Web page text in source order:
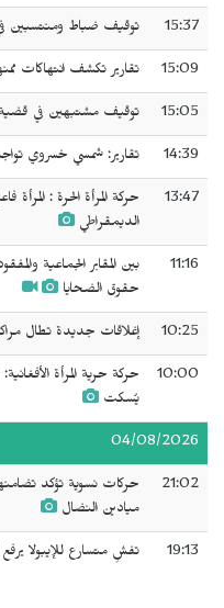
15:37 توقيف ضباط ومنتسبين
15:09 تقارير تكشف انتهاكات
15:05 توقيف مشتبهين في قضية
14:39 تقارير: شمسي خسروي
13:47
حركة المرأة الحرة :
الديمقراطي
11:16
بين المقابر الجماعية
حقوق الضحايا
10:25 إغلاقات جديدة تطال
10:00
حركة حرية المرأة
يُسكت
04/08/2026
21:02
حركات نسوية تؤكد
ميادين النضال
19:13 تفشٍ متسارع للإيبولا يرفع الوفيات إلى